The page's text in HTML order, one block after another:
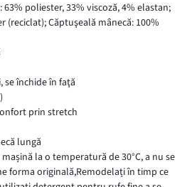
poliester, 33% viscoză, 4% elastan;
(reciclat); Căptuşeală mânecă: 100%
se închide în faţă
prin stretch
lungă
la o temperatură de 30°C, a nu se
forma originală,Remodelați în timp ce